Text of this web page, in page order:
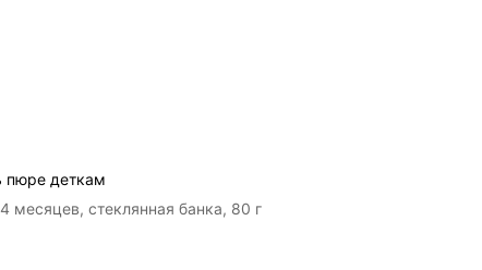
пюре деткам
месяцев, стеклянная банка, 80 г